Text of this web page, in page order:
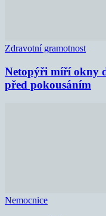
Zdravotní gramotnost
Netopýři míří okny
před pokousáním
Nemocnice